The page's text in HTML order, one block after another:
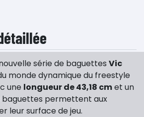
série de baguettes Vic
monde dynamique du freestyle
une longueur de 43,18 cmet un
baguettes permettent aux
leur surface de jeu.